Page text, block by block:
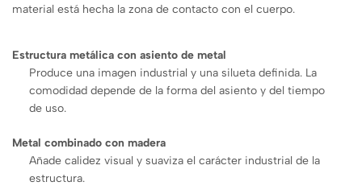
material está hecha la zona de contacto con el cuerpo.
Estructura metálica con asiento de metal
Produce una imagen industrial y una silueta definida. La
comodidad depende de la forma del asiento y del tiempo
de uso.
Metal combinado con madera
Añade calidez visual y suaviza el carácter industrial de la
estructura.